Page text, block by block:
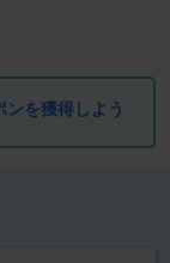
を獲得しよう